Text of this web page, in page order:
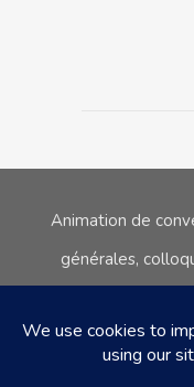
Animation de
générales,
06.80.08.67.45